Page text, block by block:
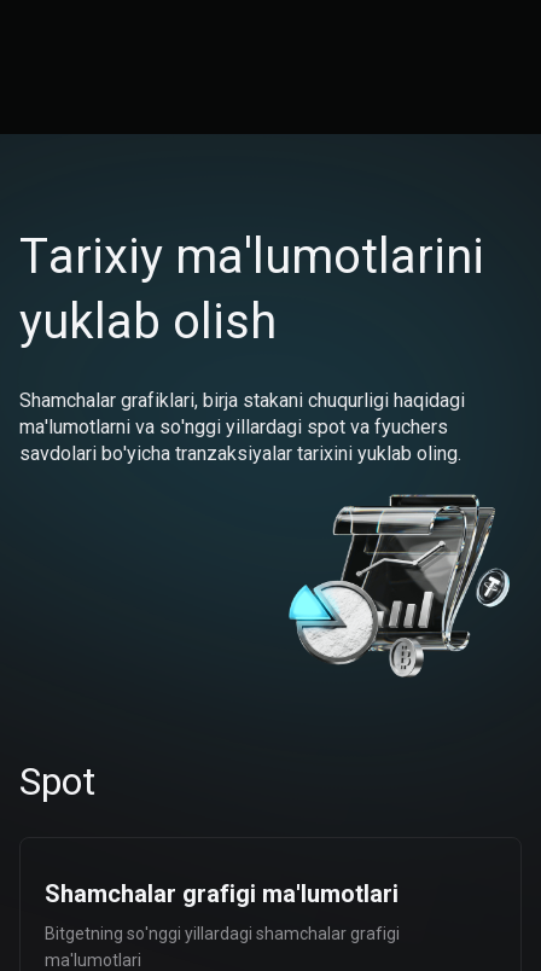
Tarixiy ma'lumotlarini
yuklab olish
Shamchalar grafiklari, birja stakani chuqurligi haqidagi
ma'lumotlarni va so'nggi yillardagi spot va fyuchers
savdolari bo'yicha tranzaksiyalar tarixini yuklab oling.
Spot
Shamchalar grafigi ma'lumotlari
Bitgetning so'nggi yillardagi shamchalar grafigi
ma'lumotlari